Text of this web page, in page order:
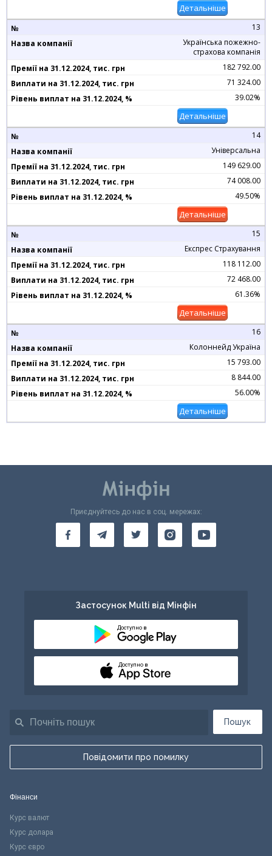
Детальніше
13
Українська пожежно-
страхова компанія
182 792.00
71 324.00
39.02%
Детальніше
14
Універсальна
149 629.00
74 008.00
49.50%
Детальніше
15
Експрес Страхування
118 112.00
72 468.00
61.36%
Детальніше
16
Колоннейд Україна
15 793.00
8 844.00
56.00%
Детальніше
Пошук
Повідомити про помилку
Приєднуйтесь до нас в соц. мережах:
Застосунок Multi від Мінфін
Доступно в
Доступно в
Фінанси
Курс валют
Курс долара
Курс євро